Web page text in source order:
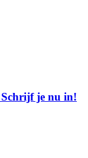
je nu in!